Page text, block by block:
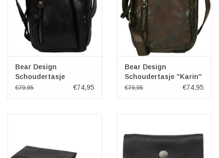
Collectables
Bezoek ons
Aanbiedingen
Bear Design
Schoudertasje
"Karin"zwart
€79,95 €74,95
Bear Design
Schoudertasje "Karin"
bruin
€79,95 €74,95